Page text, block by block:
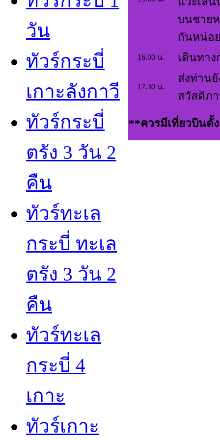
วัน
ทัวร์กระบี่
เกาะลังกาว
ทัวร์กระบี่
ตรัง 3 วัน 2
คืน
ทัวร์ทะเล
กระบี่ ทะเล
ตรัง 3 วัน 2
คืน
ทัวร์ทะเล
กระบี่ 4
เกาะ
ทัวร์เกาะ
บนชาย
กันหน่อ
16.00 น. เดินทาง
17.30 น.
ส่งท่าน
สวัสดิภ
**ควรมีเที่ยวบินตั้